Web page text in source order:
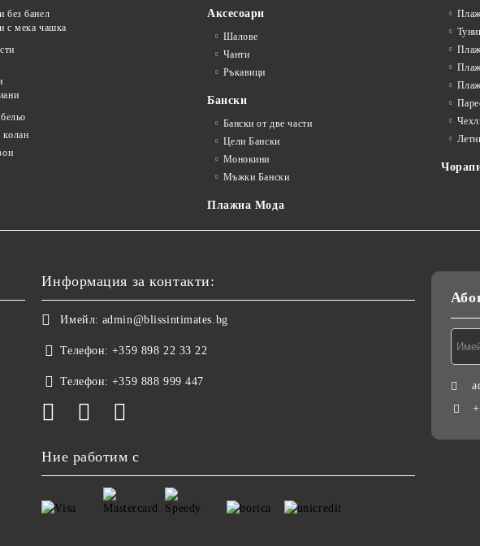
без банел
с мека чашка
Аксесоари
Шалове
Чанти
Ръкавици
Бански
Бански от две части
Цели Бански
Монокини
Мъжки Бански
Плажна Мода
Информация за контакти:
Имейл: admin@blissintimates.bg
Телефон: +359 898 22 33 22
Телефон: +359 888 999 447
Ние работим с